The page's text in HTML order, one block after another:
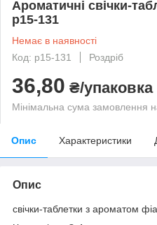
Ароматичні свічки-
p15-131
Немає в наявності
Код: p15-131
Роздріб
36,80 ₴/упаковка
Мінімальна сума замовлення
Опис Характеристики
Опис
свічки-таблетки з ароматом